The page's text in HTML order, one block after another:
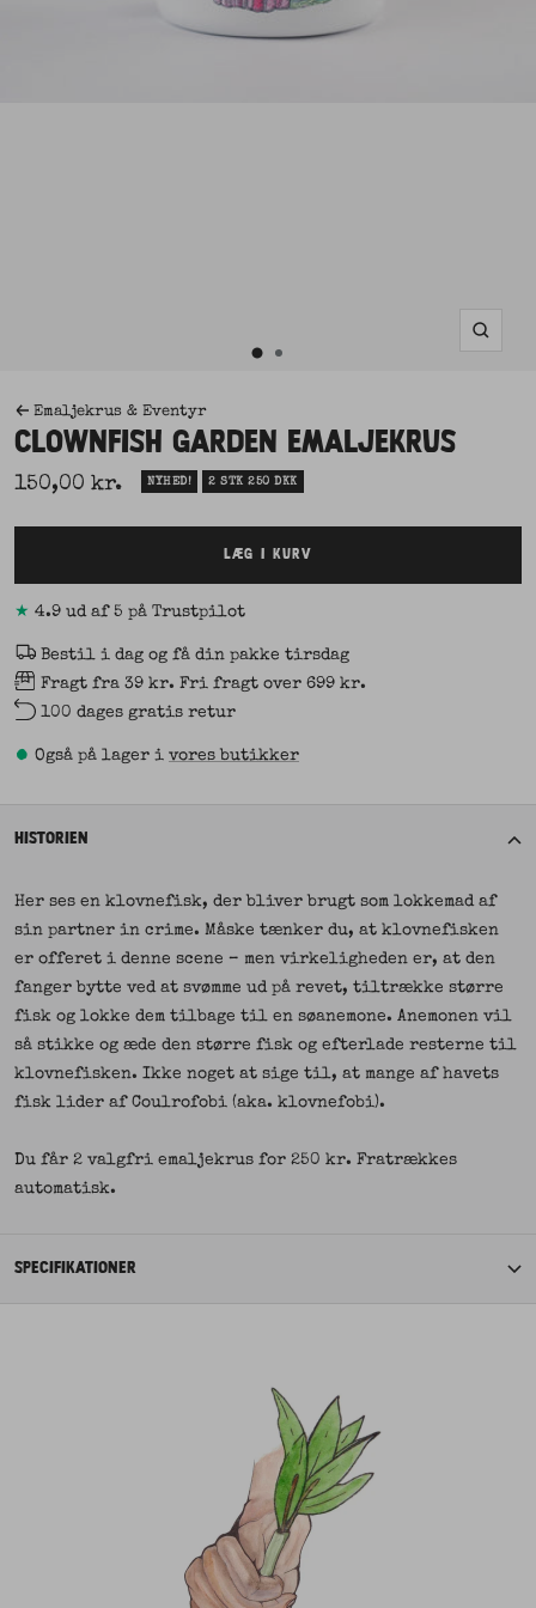
Zoom
slide
2
Emaljekrus & Eventyr
CLOWNFISH GARDEN EMALJEKRUS
Udsalgspris
150,00 kr. NYHED! 2 STK 250 DKK
LÆG I KURV
★ 4.9 ud af 5 på Trustpilot
Bestil i dag og få din pakke tirsdag
Fragt fra 39 kr. Fri fragt over 699 kr.
100 dages gratis retur
• Også på lager i vores butikker
HISTORIEN
Her ses en klovnefisk, der bliver brugt som lokkemad af
sin partner in crime. Måske tænker du, at klovnefisken
er offeret i denne scene – men virkeligheden er, at den
fanger bytte ved at svømme ud på revet, tiltrække større
fisk og lokke dem tilbage til en søanemone. Anemonen vil
så stikke og æde den større fisk og efterlade resterne til
klovnefisken. Ikke noget at sige til, at mange af havets
fisk lider af Coulrofobi (aka. klovnefobi).
Du får 2 valgfri emaljekrus for 250 kr. Fratrækkes
automatisk.
SPECIFIKATIONER